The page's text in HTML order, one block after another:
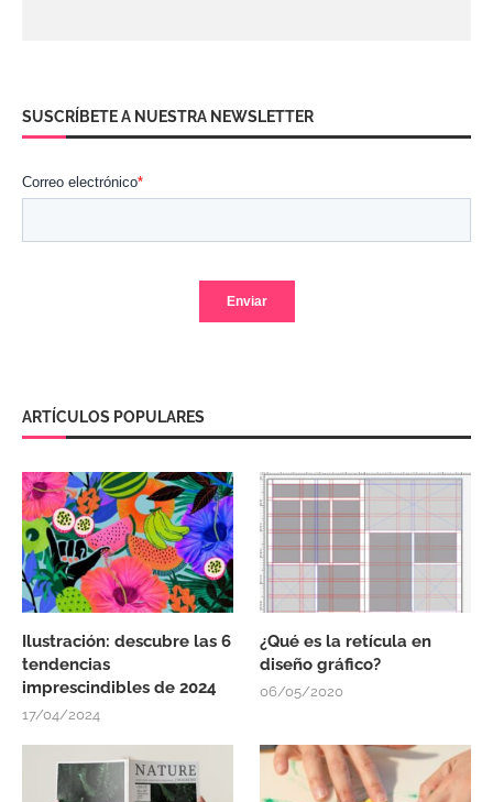
SUSCRÍBETE A NUESTRA NEWSLETTER
ARTÍCULOS POPULARES
Ilustración: descubre las 6
tendencias
imprescindibles de 2024
17/04/2024
¿Qué es la retícula en
diseño gráfico?
06/05/2020